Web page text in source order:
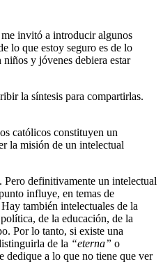
invitó a introducir algunos
lo que estoy seguro es de lo
y jóvenes debiera estar
la síntesis para compartirlas.
católicos constituyen un
la misión de un intelectual
Pero definitivamente un intelectual
influye, en temas de
también intelectuales de la
de la educación, de la
Por lo tanto, si existe una
de la “eterna” o
dedique a lo que no tiene que ver